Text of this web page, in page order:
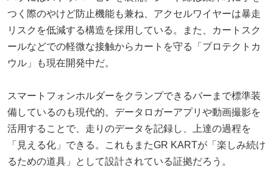
つく際のやけど防止機能も兼ね、アクセルワイヤーは暴走
リスクを低減する構造を採用している。また、カートスク
ールなどでの軽微な接触からカートを守る「プロテクトカ
ウル」も現在開発中だ。
スマートフォンホルダーをクランプできるバーまで標準装
備しているのも現代的。データロガーアプリや動画撮影を
活用することで、走りのデータを記録し、上達の過程を
「見える化」できる。これもまたGR KARTが「楽しみ続け
るための道具」として設計されている証拠だろう。